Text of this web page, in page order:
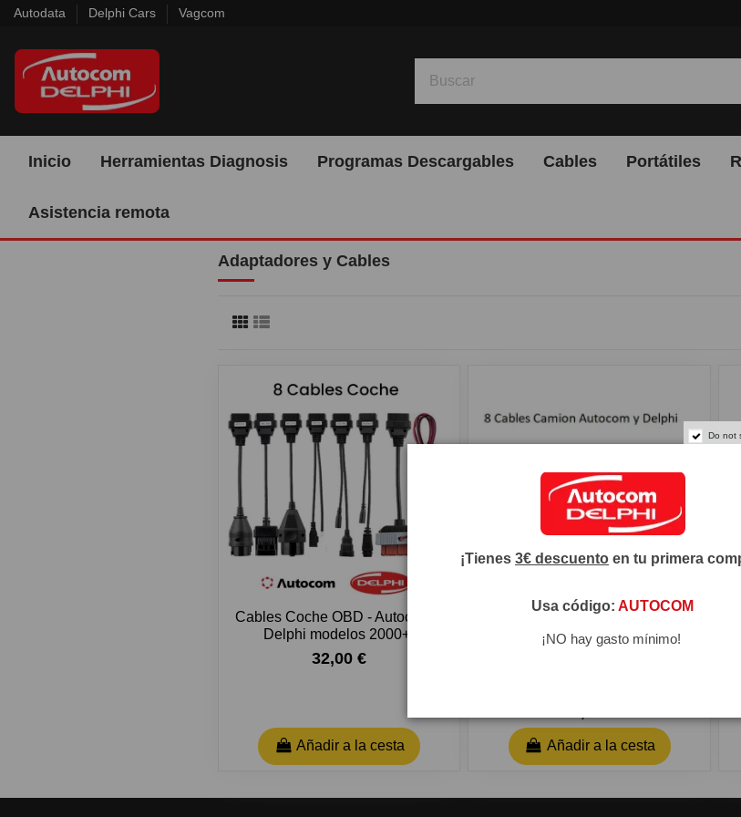
Autodata Delphi Cars Vagcom
Inicio Herramientas Diagnosis Programas Descargables Cables Portátiles
Asistencia remota
Adaptadores y Cables
Cables Coche OBD - Autocom y
Delphi modelos 2000+-
32,00 €
Añadir a la cesta Añadir a la cesta
Do not
¡Tienes 3€ descuento en tu primera
Usa código: AUTOCOM
¡NO hay gasto mínimo!